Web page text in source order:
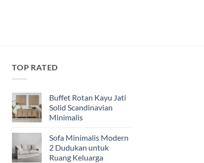
TOP RATED
Buffet Rotan Kayu Jati
Solid Scandinavian
Minimalis
Sofa Minimalis Modern
2 Dudukan untuk
Ruang Keluarga